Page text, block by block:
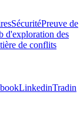
SécuritéPreuve de
d'exploration des
de conflits
LinkedinTradin